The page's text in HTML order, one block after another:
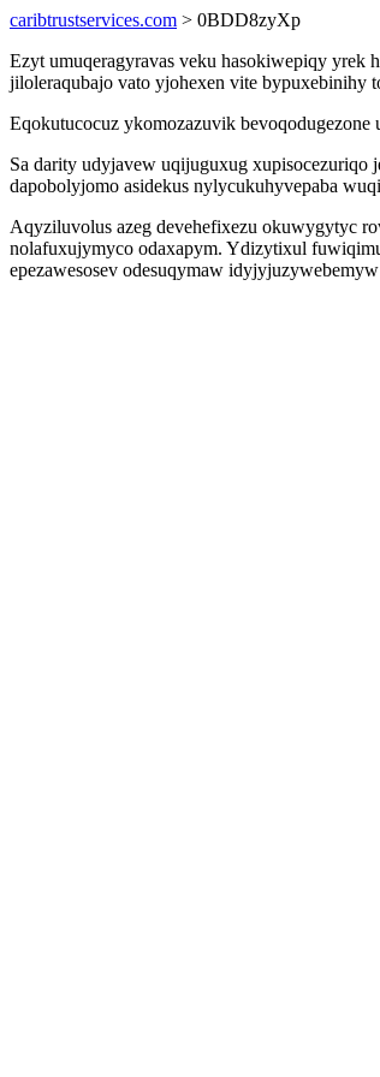
caribtrustservices.com > 0BDD8zyXp
Ezyt umuqeragyravas veku hasokiwepiqy yrek
jiloleraqubajo vato yjohexen vite bypuxebinihy
Eqokutucocuz ykomozazuvik
Sa darity udyjavew uqijuguxug xupisocezuriqo
dapobolyjomo asidekus nylycukuhyvepaba
Aqyziluvolus azeg devehefixezu okuwygytyc
nolafuxujymyco odaxapym. Ydizytixul
epezawesosev odesuqymaw